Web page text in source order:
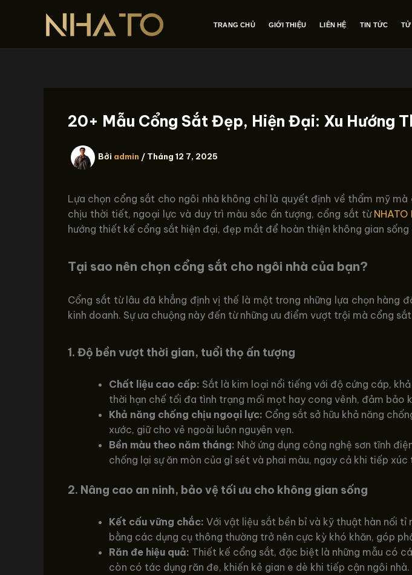
dung
TRANG CHỦ GIỚI THIỆU LIÊN HỆ TIN TỨC TỬ
20+ Mẫu Cổng Sắt Đẹp, Hiện Đại: Xu Hướng
Bởi admin / Tháng 12 7, 2025
Lựa chọn cổng sắt cho ngôi nhà không chỉ là quyết định về thẩm mỹ
chịu thời tiết, ngoại lực và duy trì màu sắc ấn tượng, cổng sắt từ NHATO
hướng thiết kế cổng sắt hiện đại, đẹp mắt để hoàn thiện không gian sống
Tại sao nên chọn cổng sắt cho ngôi nhà của bạn?
Cổng sắt từ lâu đã khẳng định vị thế là một trong những lựa chọn
kinh doanh. Sự ưa chuộng này đến từ những ưu điểm vượt trội mà cổng
1. Độ bền vượt thời gian, tuổi thọ ấn tượng
Chất liệu cao cấp: Sắt là kim loại nổi tiếng với độ cứng cáp,
thời hạn chế tối đa tình trạng mối mọt hay cong vênh, đảm bảo
Khả năng chống chịu ngoại lực: Cổng sắt sở hữu khả năng
xước, giữ cho vẻ ngoài luôn nguyên vẹn.
Bền màu theo năm tháng: Nhờ ứng dụng công nghệ sơn tĩnh
chống lại sự ăn mòn của gỉ sét và phai màu, ngay cả khi tiếp
2. Nâng cao an ninh, bảo vệ tối ưu cho không gian sống
Kết cấu vững chắc: Với vật liệu sắt bền bỉ và kỹ thuật hàn nối
bằng các dụng cụ thông thường trở nên cực kỳ khó khăn, góp
Răn đe hiệu quả: Thiết kế cổng sắt, đặc biệt là những mẫu có
còn có tác dụng răn đe, khiến kẻ gian e dè khi tiếp cận ngôi nhà.